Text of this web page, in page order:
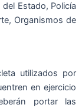
Estado, Policía
Organismos de
utilizados por
en ejercicio
portar las